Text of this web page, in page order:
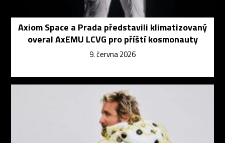
Axiom Space a Prada představili klimatizovaný
overal AxEMU LCVG pro příští kosmonauty
9. června 2026